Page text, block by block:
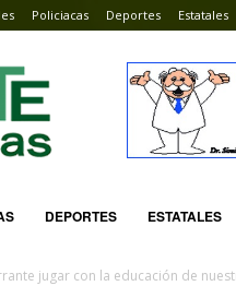
Policiacas Deportes Estatales
DEPORTES ESTATALES
jugar con la educación de